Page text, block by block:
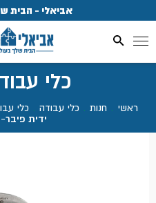
אביאלי - הבית
כלי
ראשי חנות כלי עבודה כלי
ידית פיבר- STANLEY